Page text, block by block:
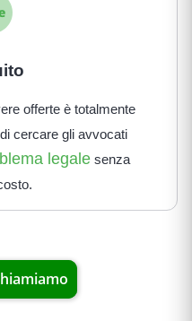
offerte è totalmente
cercare gli avvocati
legale senza